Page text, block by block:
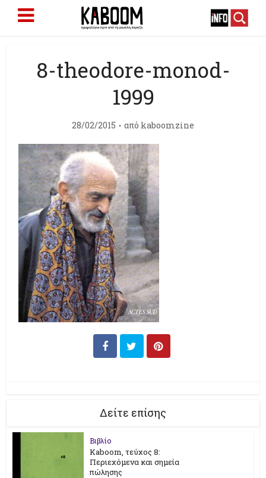
8-theodore-monod-
1999
28/02/2015 από kaboomzine
Δείτε επίσης
Βιβλίο
Kaboom, τεύχος 8:
Περιεχόμενα και σημεία
πώλησης